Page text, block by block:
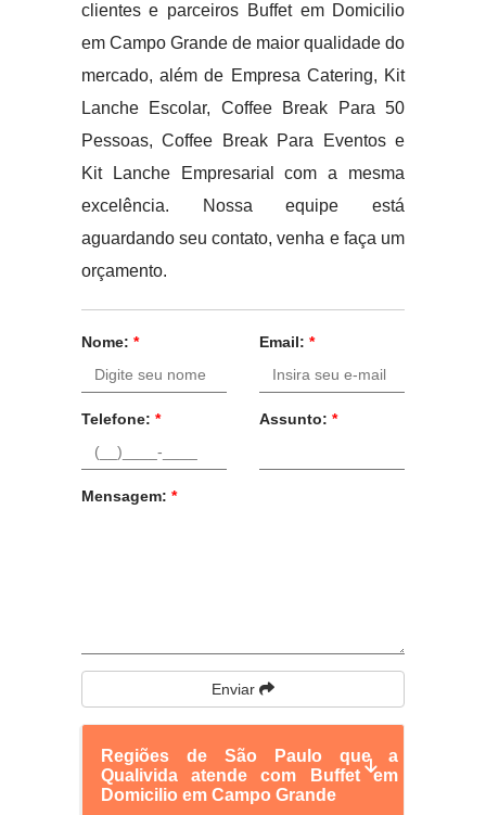
clientes e parceiros Buffet em Domicilio
em Campo Grande de maior qualidade do
mercado, além de Empresa Catering, Kit
Lanche Escolar, Coffee Break Para 50
Pessoas, Coffee Break Para Eventos e
Kit Lanche Empresarial com a mesma
excelência. Nossa equipe está
aguardando seu contato, venha e faça um
orçamento.
Nome: * Email: *
Telefone: * Assunto: *
Mensagem: *
Enviar
Regiões de São Paulo que a
Qualivida atende com Buffet em
Domicilio em Campo Grande